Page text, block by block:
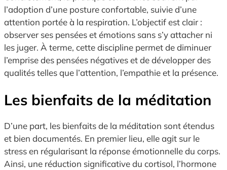
l’adoption d’une posture confortable, suivie d’une
attention portée à la respiration. L’objectif est clair :
observer ses pensées et émotions sans s’y attacher ni
les juger. À terme, cette discipline permet de diminuer
l’emprise des pensées négatives et de développer des
qualités telles que l’attention, l’empathie et la présence.
Les bienfaits de la méditation
D’une part, les bienfaits de la méditation sont étendus
et bien documentés. En premier lieu, elle agit sur le
stress en régularisant la réponse émotionnelle du corps.
Ainsi, une réduction significative du cortisol, l’hormone